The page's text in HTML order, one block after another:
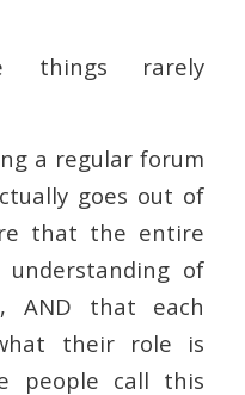
things rarely
a regular forum
goes out of
that the entire
of
AND that each
their role is
people call this